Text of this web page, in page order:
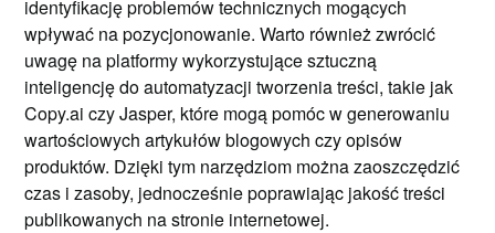
identyfikację problemów technicznych mogących
wpływać na pozycjonowanie. Warto również zwrócić
uwagę na platformy wykorzystujące sztuczną
inteligencję do automatyzacji tworzenia treści, takie jak
Copy.ai czy Jasper, które mogą pomóc w generowaniu
wartościowych artykułów blogowych czy opisów
produktów. Dzięki tym narzędziom można zaoszczędzić
czas i zasoby, jednocześnie poprawiając jakość treści
publikowanych na stronie internetowej.